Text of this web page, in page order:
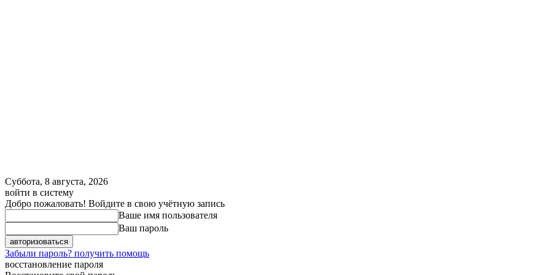
Суббота, 8 августа, 2026
войти в систему
Добро пожаловать! Войдите в свою учётную запись
Ваше имя пользователя
Ваш пароль
Забыли пароль? получить помощь
восстановление пароля